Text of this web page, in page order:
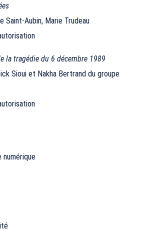
Saint-Aubin, Marie Trudeau
la tragédie du 6 décembre 1989
Sioui et Nakha Bertrand du groupe
numérique